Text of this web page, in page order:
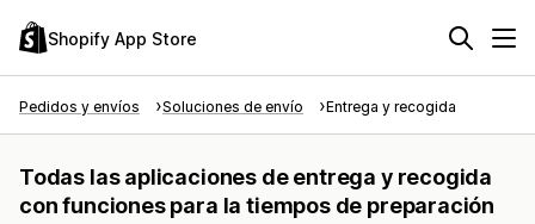
Shopify App Store
Pedidos y envíos Soluciones de envío Entrega y recogida
Todas las aplicaciones de entrega y recogida
con funciones para la tiempos de preparación